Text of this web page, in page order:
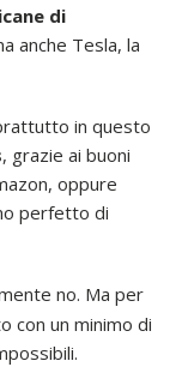
di
anche Tesla, la
in questo
, grazie ai buoni
oppure
perfetto di
no. Ma per
con un minimo di